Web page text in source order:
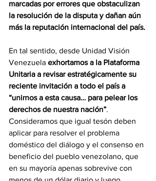
marcadas por errores que obstaculizan
la resolución de la disputa y dañan aún
más la reputación internacional del país.
En tal sentido, desde Unidad Visión
Venezuela exhortamos a la Plataforma
Unitaria a revisar estratégicamente su
reciente invitación a todo el país a
“unirnos a esta causa… para pelear los
derechos de nuestra nación”.
Consideramos que igual tesón deben
aplicar para resolver el problema
doméstico del diálogo y el consenso en
beneficio del pueblo venezolano, que
en su mayoría apenas sobrevive con